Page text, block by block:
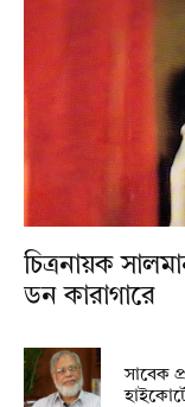
চিত্রনায়ক
ডন কারাগারে
সাবেক